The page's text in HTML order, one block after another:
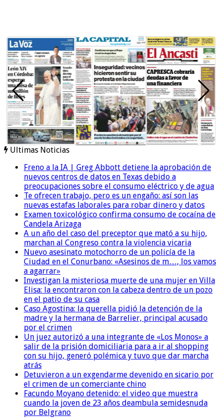
Ultimas Noticias
Freno a la IA | Greg Abbott detiene la aprobación de
nuevos centros de datos en Texas debido a
preocupaciones sobre el consumo eléctrico y de agua
Te ofrecen trabajo, pero es un engaño: así son las
nuevas estafas laborales para robar dinero y datos
Examen toxicológico confirma consumo de cocaína de
Candela Arizaga
A un año del caso del preceptor que mató a su hijo,
marchan al Congreso contra la violencia vicaria
Nuevo asesinato motochorro de un policía de la
Ciudad en el Conurbano: «Asesinos de m…, los vamos
a agarrar»
Investigan la misteriosa muerte de una mujer en Villa
Elisa: la encontraron con la cabeza dentro de un pozo
en el patio de su casa
Caso Agostina: la querella pidió la detención de la
madre y la hermana de Barrelier, principal acusado
por el crimen
Un juez autorizó a una integrante de «Los Monos» a
salir de la prisión domiciliaria para a ir al shopping
con su hijo, generó polémica y tuvo que dar marcha
atrás
Detuvieron a un exgendarme devenido en sicario por
el crimen de un comerciante chino
Facundo Moyano detenido: el video que muestra
cuando la joven de 23 años deambula semidesnuda
por Belgrano